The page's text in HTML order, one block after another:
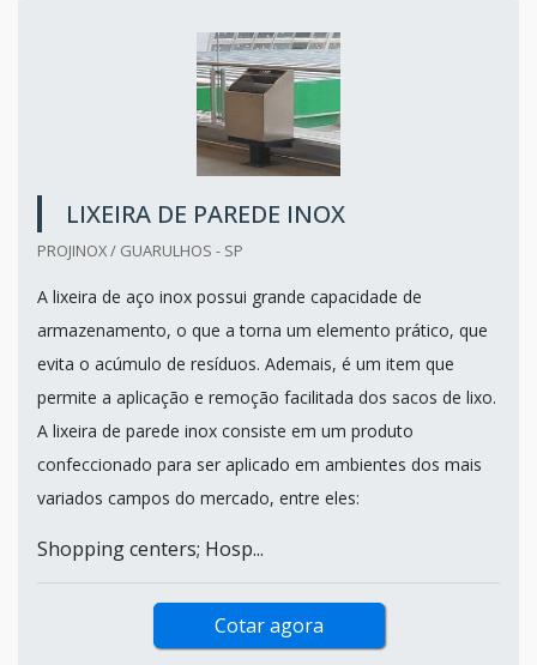
LIXEIRA DE PAREDE INOX
PROJINOX / GUARULHOS - SP
A lixeira de aço inox possui grande capacidade de
armazenamento, o que a torna um elemento prático, que
evita o acúmulo de resíduos. Ademais, é um item que
permite a aplicação e remoção facilitada dos sacos de lixo.
A lixeira de parede inox consiste em um produto
confeccionado para ser aplicado em ambientes dos mais
variados campos do mercado, entre eles:
Shopping centers; Hosp...
Cotar agora